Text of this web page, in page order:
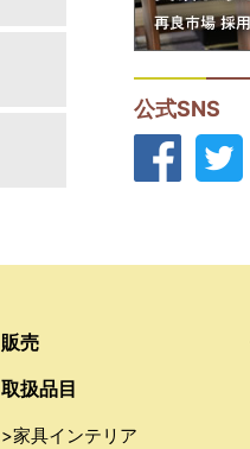
公式SNS
販売
取扱品目
>家具インテリア